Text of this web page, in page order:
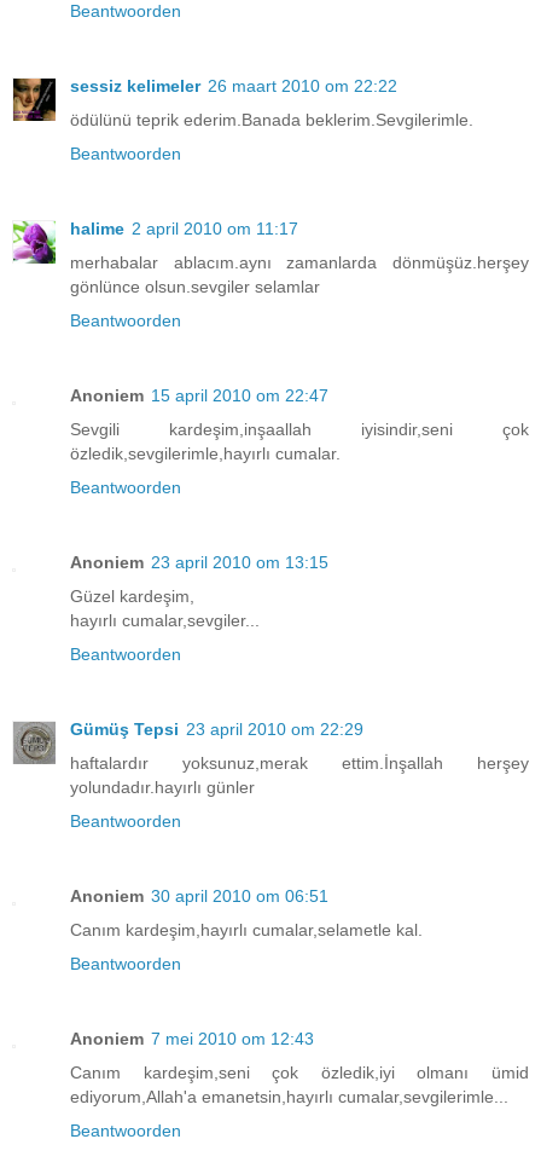
Beantwoorden
sessiz kelimeler 26 maart 2010 om 22:22
ödülünü teprik ederim.Banada beklerim.Sevgilerimle.
Beantwoorden
halime 2 april 2010 om 11:17
merhabalar ablacım.aynı zamanlarda dönmüşüz.herşey
gönlünce olsun.sevgiler selamlar
Beantwoorden
Anoniem 15 april 2010 om 22:47
Sevgili kardeşim,inşaallah iyisindir,seni çok
özledik,sevgilerimle,hayırlı cumalar.
Beantwoorden
Anoniem 23 april 2010 om 13:15
Güzel kardeşim,
hayırlı cumalar,sevgiler...
Beantwoorden
Gümüş Tepsi 23 april 2010 om 22:29
haftalardır yoksunuz,merak ettim.İnşallah herşey
yolundadır.hayırlı günler
Beantwoorden
Anoniem 30 april 2010 om 06:51
Canım kardeşim,hayırlı cumalar,selametle kal.
Beantwoorden
Anoniem 7 mei 2010 om 12:43
Canım kardeşim,seni çok özledik,iyi olmanı ümid
ediyorum,Allah'a emanetsin,hayırlı cumalar,sevgilerimle...
Beantwoorden